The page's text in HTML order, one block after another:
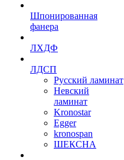
Шпонированная
фанера
ЛХДФ
ЛДСП
Русский ламинат
Невский
ламинат
Kronostar
Egger
kronospan
ШЕКСНА